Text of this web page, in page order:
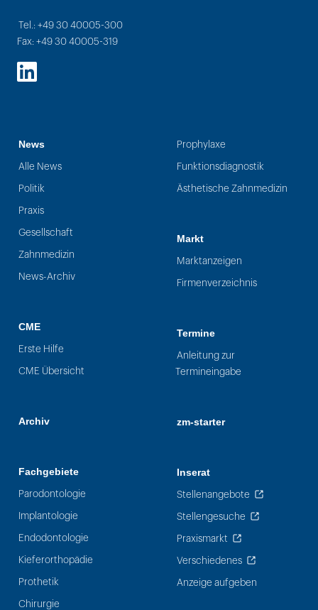
Tel.: +49 30 40005-300
Fax: +49 30 40005-319
LinkedIn
News
Alle News
Politik
Praxis
Gesellschaft
Zahnmedizin
News-Archiv
CME
Erste Hilfe
CME Übersicht
Archiv
Fachgebiete
Parodontologie
Implantologie
Endodontologie
Kieferorthopädie
Prothetik
Chirurgie
Prophylaxe
Funktionsdiagnostik
Ästhetische Zahnmedizin
Markt
Marktanzeigen
Firmenverzeichnis
Termine
Anleitung zur
Termineingabe
zm-starter
Inserat
Stellenangebote
Stellengesuche
Praxismarkt
Verschiedenes
Anzeige aufgeben